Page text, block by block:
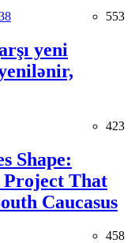
553
yeni
423
Shape:
Project That
Caucasus
458